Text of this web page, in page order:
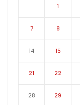
1
7 8
14 15
21 22
28 29